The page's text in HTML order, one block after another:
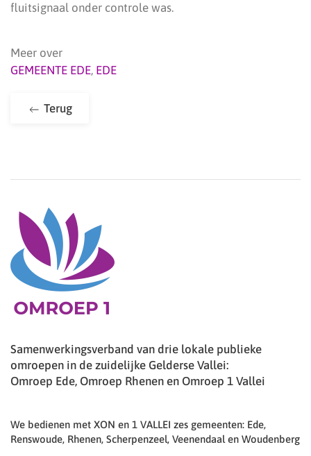
fluitsignaal onder controle was.
Meer over
GEMEENTE EDE, EDE
Terug
Samenwerkingsverband van drie lokale publieke
omroepen in de zuidelijke Gelderse Vallei:
Omroep Ede, Omroep Rhenen en Omroep 1 Vallei
We bedienen met XON en 1 VALLEI zes gemeenten: Ede,
Renswoude, Rhenen, Scherpenzeel, Veenendaal en Woudenberg